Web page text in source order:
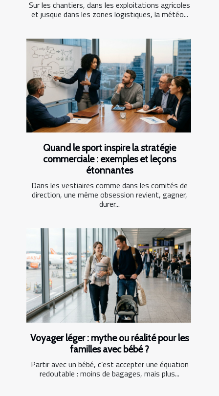
Sur les chantiers, dans les exploitations agricoles
et jusque dans les zones logistiques, la météo...
Quand le sport inspire la stratégie
commerciale : exemples et leçons
étonnantes
Dans les vestiaires comme dans les comités de
direction, une même obsession revient, gagner,
durer...
Voyager léger : mythe ou réalité pour les
familles avec bébé ?
Partir avec un bébé, c’est accepter une équation
redoutable : moins de bagages, mais plus...